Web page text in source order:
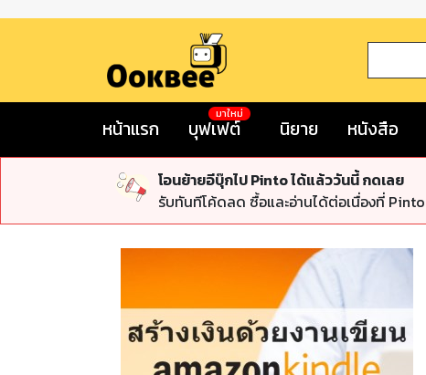
หน้าแรก บุฟเฟต์
มาใหม่
นิยาย หนังสือ
โอนย้ายอีบุ๊กไป Pinto ได้แล้ววันนี้ กดเลย
รับทันทีโค้ดลด ซื้อและอ่านได้ต่อเนื่องที่ Pinto